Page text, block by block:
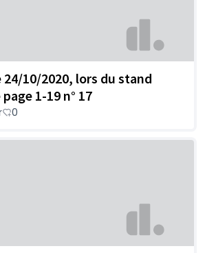
24/10/2020, lors du stand
1-19 n° 17
0